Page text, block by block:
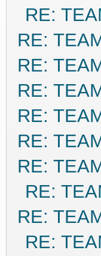
RE:
RE:
RE:
RE:
RE:
RE:
RE:
RE:
RE:
RE: